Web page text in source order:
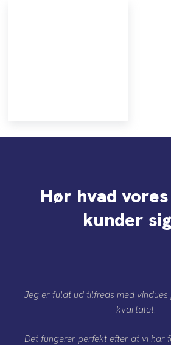
Hør hvad
kunder
Jeg er fuldt ud tilfreds med
kvartalet.
Det fungerer perfekt efter at vi har